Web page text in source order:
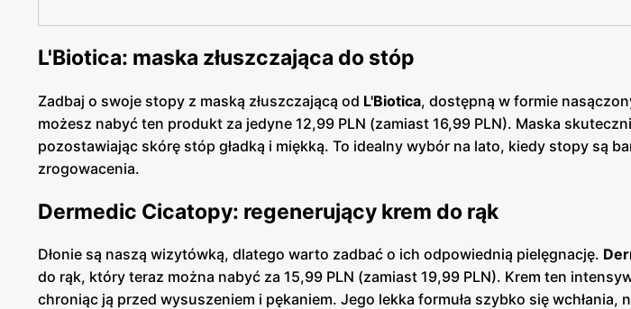
L'Biotica: maska złuszczająca do stóp
Zadbaj o swoje stopy z maską złuszczającą od L'Biotica, dostępną w formie
możesz nabyć ten produkt za jedyne 12,99 PLN (zamiast 16,99 PLN). Maska
pozostawiając skórę stóp gładką i miękką. To idealny wybór na lato, kiedy stopy są
zrogowacenia.
Dermedic Cicatopy: regenerujący krem do rąk
Dłonie są naszą wizytówką, dlatego warto zadbać o ich odpowiednią pielęgnację.
do rąk, który teraz można nabyć za 15,99 PLN (zamiast 19,99 PLN). Krem ten
chroniąc ją przed wysuszeniem i pękaniem. Jego lekka formuła szybko się wchłania,